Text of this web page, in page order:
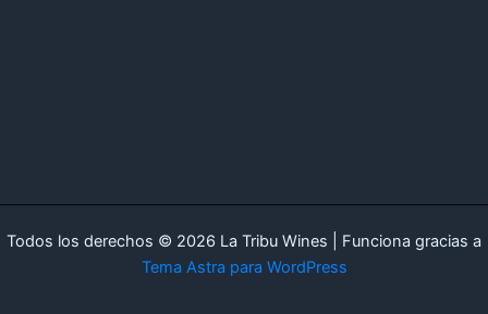
Todos los derechos © 2026 La Tribu Wines | Funciona gracias a
Tema Astra para WordPress